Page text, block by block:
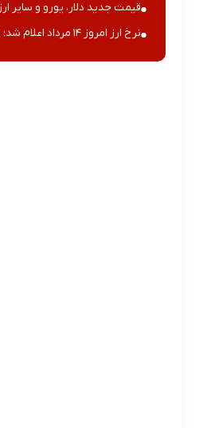
قیمت جدید دلار، یورو و سایر ارزها
نرخ ارز امروز ۱۴ مرداد اعلام شد؛ دلار و یورو چند؟